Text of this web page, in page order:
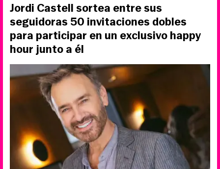
Jordi Castell sortea entre sus
seguidoras 50 invitaciones dobles
para participar en un exclusivo happy
hour junto a él